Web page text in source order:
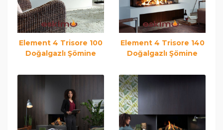
Element 4 Trisore 100
Doğalgazlı Şömine
Element 4 Trisore 140
Doğalgazlı Şömine